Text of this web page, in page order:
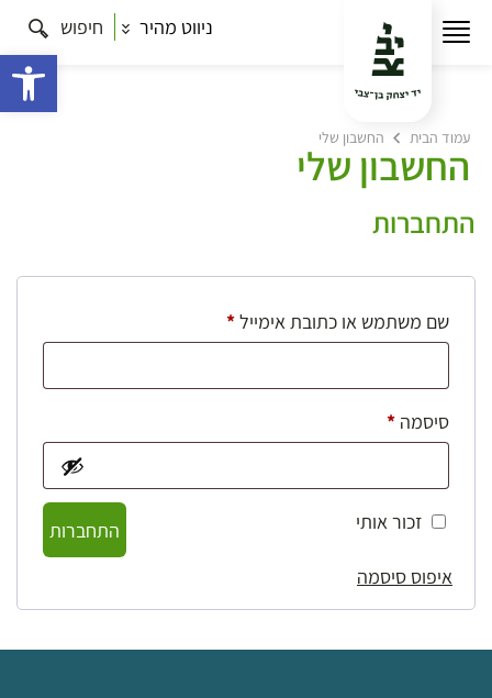
ניווט מהיר חיפוש
עמוד הבית החשבון שלי
החשבון שלי
התחברות
שם משתמש או כתובת אימייל*חובה
סיסמה *חובה
זכור אותי
התחברות
איפוס סיסמה